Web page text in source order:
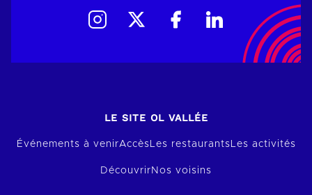
LE SITE OL VALLÉE
Événements à venirAccèsLes restaurantsLes activités
Découvrir Nos voisins